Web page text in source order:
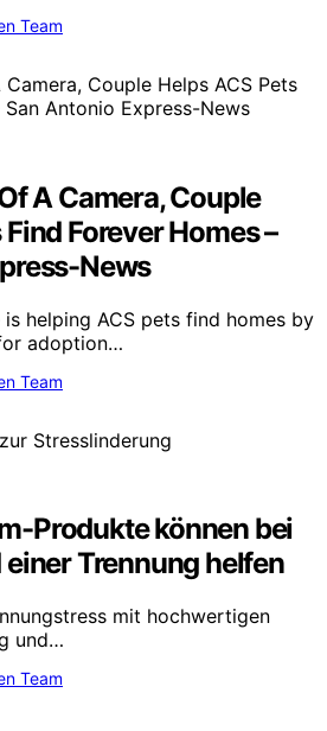
Team
A Camera, Couple
Forever Homes –
News
helping ACS pets find homes by
adoption…
Team
Produkte können bei
Trennung helfen
mit hochwertigen
und…
Team